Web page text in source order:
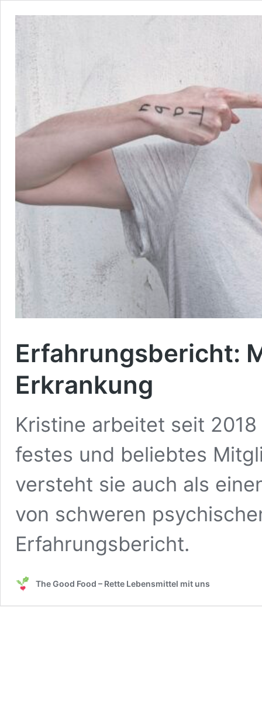
Erfahrungsbericht:
Erkrankung
Kristine arbeitet seit
festes und beliebtes
versteht sie auch als
von schweren
Erfahrungsbericht.
The Good Food – Rette Lebensmittel mit uns